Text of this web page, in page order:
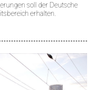
soll der Deutsche
erhalten.